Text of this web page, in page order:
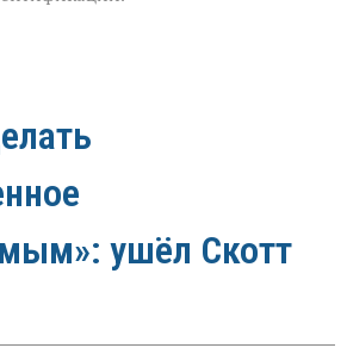
ушёл Скотт